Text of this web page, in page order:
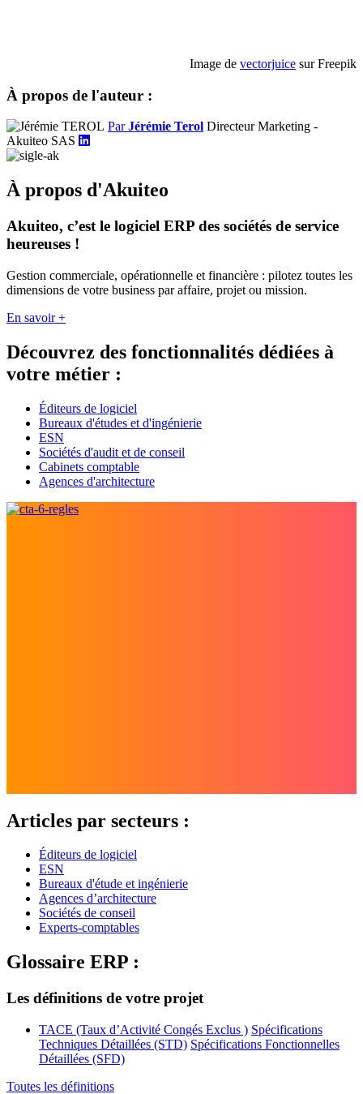
Image de vectorjuice sur Freepik
À propos de l'auteur :
ParJérémie Terol Directeur Marketing -
Akuiteo SAS
À propos d'Akuiteo
Akuiteo, c’est le logiciel ERP des sociétés de service
heureuses !
Gestion commerciale, opérationnelle et financière : pilotez toutes les
dimensions de votre business par affaire, projet ou mission.
En savoir +
Découvrez des fonctionnalités dédiées à
votre métier :
Éditeurs de logiciel
Bureaux d'études et d'ingénierie
ESN
Sociétés d'audit et de conseil
Cabinets comptable
Agences d'architecture
Articles par secteurs :
Éditeurs de logiciel
ESN
Bureaux d'étude et ingénierie
Agences d’architecture
Sociétés de conseil
Experts-comptables
Glossaire ERP :
Les définitions de votre projet
TACE (Taux d’Activité Congés Exclus ) Spécifications
Techniques Détaillées (STD) Spécifications Fonctionnelles
Détaillées (SFD)
Toutes les définitions